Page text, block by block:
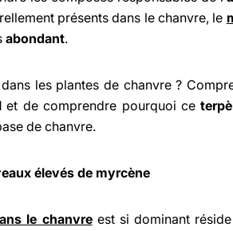
présents dans le chanvre, le
abondant.
les plantes de chanvre ?
et de comprendre pourquoi ce
de chanvre.
élevés de myrcène
le chanvreest si dominant